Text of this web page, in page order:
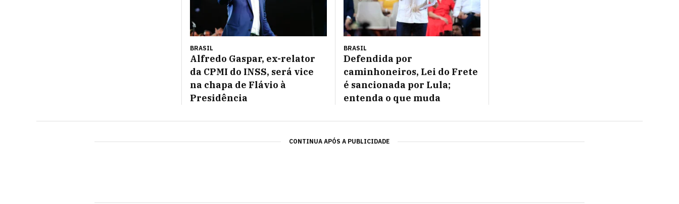
BRASIL
Alfredo Gaspar, ex-relator
da CPMI do INSS, será vice
na chapa de Flávio à
Presidência
BRASIL
Defendida por
caminhoneiros, Lei do Frete
é sancionada por Lula;
entenda o que muda
CONTINUA APÓS A PUBLICIDADE